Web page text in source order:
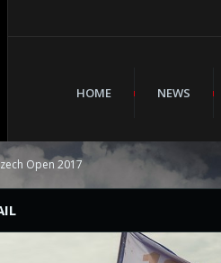
HOME NEWS
Open 2017